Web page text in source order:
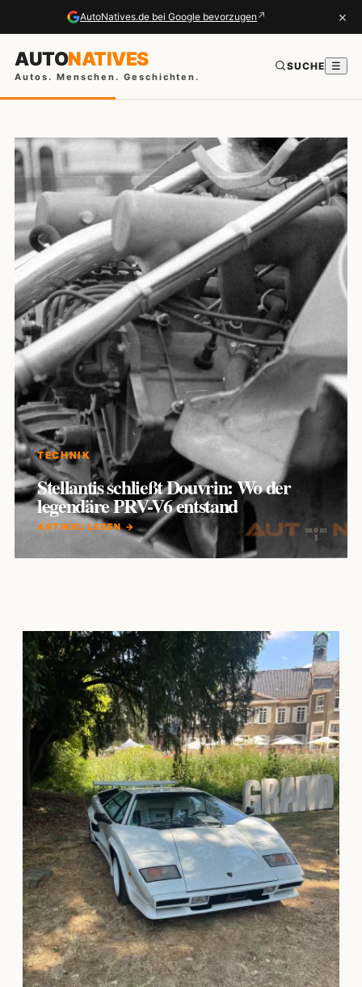
AutoNatives.de bei Google bevorzugen ↗ ×
AUTONATIVES
Autos. Menschen. Geschichten.
SUCHE ☰
TECHNIK
Stellantis schließt Douvrin: Wo der
legendäre PRV-V6 entstand
ARTIKEL LESEN →